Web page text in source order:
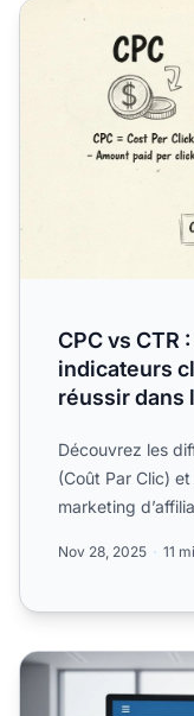
CPC vs CTR :
CPC vs CTR
indicateurs
réussir dans
Découvrez les
(Coût Par Clic)
marketing
Nov 28, 2025 11
Pourquoi le coût